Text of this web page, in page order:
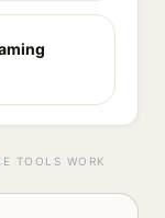
TOOLS WORK